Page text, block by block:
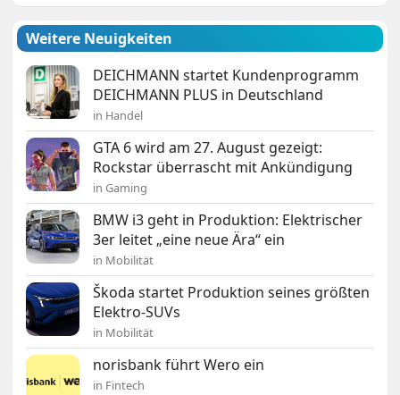
Weitere Neuigkeiten
DEICHMANN startet Kundenprogramm
DEICHMANN PLUS in Deutschland
in Handel
GTA 6 wird am 27. August gezeigt:
Rockstar überrascht mit Ankündigung
in Gaming
BMW i3 geht in Produktion: Elektrischer
3er leitet „eine neue Ära“ ein
in Mobilität
Škoda startet Produktion seines größten
Elektro-SUVs
in Mobilität
norisbank führt Wero ein
in Fintech